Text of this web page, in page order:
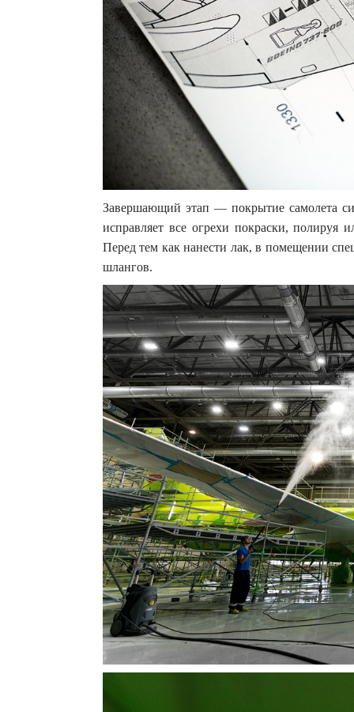
Завершающий этап — покрытие самолета
исправляет все огрехи покраски, полируя
Перед тем как нанести лак, в помещении
шлангов.